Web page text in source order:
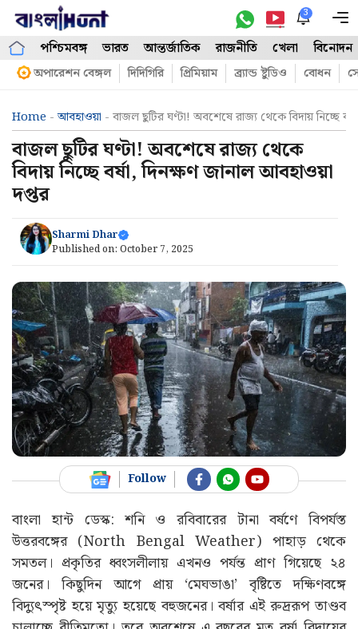
Skip
content
3
পশ্চিমবঙ্গ ভারত আন্তর্জাতিক রাজনীতি খেলা বিনোদন
অপারেশন বেঙ্গল দিদিগিরি প্রিমিয়াম ব্র্যান্ড ষ্টুডিও বোধন
Home -আবহাওয়া - বাজল ছুটির ঘণ্টা! অবশেষে রাজ্য থেকে বিদায় নিচ্ছে
বাজল ছুটির ঘণ্টা! অবশেষে রাজ্য থেকে
বিদায় নিচ্ছে বর্ষা, দিনক্ষণ জানাল আবহাওয়া
দপ্তর
Sharmi Dhar
Published on: October 7, 2025
Follow
বাংলা হান্ট ডেস্ক: শনি ও রবিবারের টানা বর্ষণে বিপর্যস্ত
উত্তরবঙ্গের (North Bengal Weather) পাহাড় থেকে
সমতল। প্রকৃতির ধ্বংসলীলায় এখনও পর্যন্ত প্রাণ গিয়েছে ২৪
জনের। কিছুদিন আগে প্রায় ‘মেঘভাঙা’ বৃষ্টিতে দক্ষিণবঙ্গে
বিদ্যুৎস্পৃষ্ট হয়ে মৃত্যু হয়েছে বহুজনের। বর্ষার এই রুদ্ররূপ তাণ্ডব